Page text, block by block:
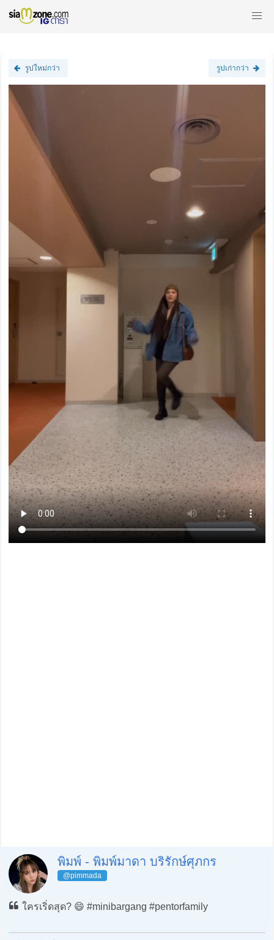
รูปใหม่กว่า รูปเก่ากว่า
พิมพ์ - พิมพ์มาดา บริรักษ์ศุภกร
@pimmada
ใครเริ่ดสุด? 😄 #minibargang #pentorfamily